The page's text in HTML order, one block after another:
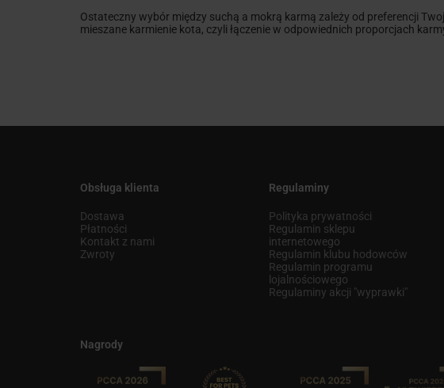
Ostateczny wybór między suchą a mokrą karmą zależy od preferencji
mieszane karmienie kota, czyli łączenie w odpowiednich proporcjach
Obsługa klienta
Dostawa
Płatności
Kontakt z nami
Zwroty
Regulaminy
Polityka prywatności
Regulamin sklepu
internetowego
Regulamin klubu hodowców
Regulamin programu
lojalnościowego
Regulaminy akcji "wyprawki"
Nagrody